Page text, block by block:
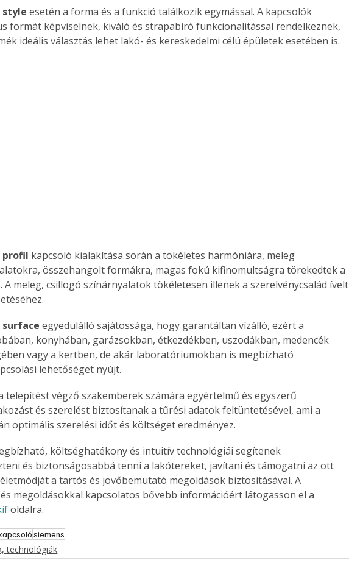
Bárhol,
élve
az
style esetén a forma és a funkció találkozik egymással. A kapcsolók
formát képviselnek, kiváló és strapabíró funkcionalitással rendelkeznek,
ideális választás lehet lakó- és kereskedelmi célú épületek esetében is.
profil kapcsoló kialakítása során a tökéletes harmóniára, meleg
összehangolt formákra, magas fokú kifinomultságra törekedtek a
A meleg, csillogó színárnyalatok tökéletesen illenek a szerelvénycsalád ívelt
surface egyedülálló sajátossága, hogy garantáltan vízálló, ezért a
konyhában, garázsokban, étkezdékben, uszodákban, medencék
vagy a kertben, de akár laboratóriumokban is megbízható
lehetőséget nyújt.
telepítést végző szakemberek számára egyértelmű és egyszerű
és szerelést biztosítanak a tűrési adatok feltüntetésével, ami a
optimális szerelési időt és költséget eredményez.
költséghatékony és intuitív technológiái segítenek
és biztonságosabbá tenni a lakótereket, javítani és támogatni az ott
a tartós és jövőbemutató megoldások biztosításával. A
megoldásokkal kapcsolatos bővebb információért látogasson el a
oldalra.
siemens
technológiák